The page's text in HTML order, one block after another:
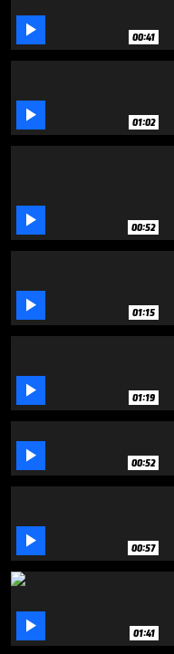
minutes,
seconds
 00:41
 01:02
 00:52
 01:15
 01:19
 00:52
 00:57
 01:41